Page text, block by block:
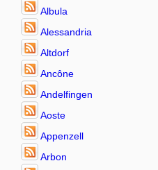
Albula
Alessandria
Altdorf
Ancône
Andelfingen
Aoste
Appenzell
Arbon